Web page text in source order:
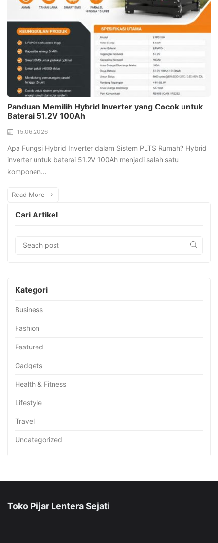
Panduan Memilih Hybrid Inverter yang Cocok untuk
Baterai 51.2V 100Ah
15.06.2026
Apa Fungsi Hybrid Inverter dalam Sistem PLTS Rumah? Hybrid
inverter untuk baterai 51.2V 100Ah menjadi salah satu
komponen…
Read More
Cari Artikel
Kategori
Business
Fashion
Featured
Gadgets
Health & Fitness
Lifestyle
Travel
Uncategorized
Toko Pijar Lentera Sejati